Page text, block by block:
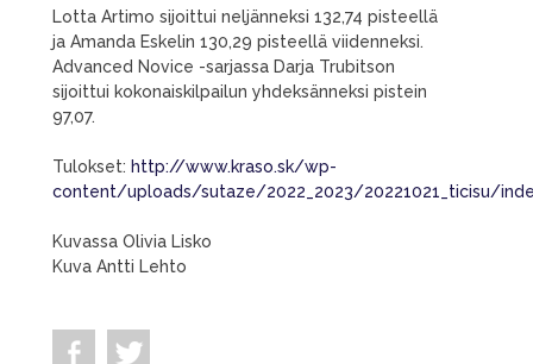
Lotta Artimo sijoittui neljänneksi 132,74 pisteellä
ja Amanda Eskelin 130,29 pisteellä viidenneksi.
Advanced Novice -sarjassa Darja Trubitson
sijoittui kokonaiskilpailun yhdeksänneksi pistein
97,07.
Tulokset: http://www.kraso.sk/wp-
content/uploads/sutaze/2022_2023/20221021_ticisu/
Kuvassa Olivia Lisko
Kuva Antti Lehto